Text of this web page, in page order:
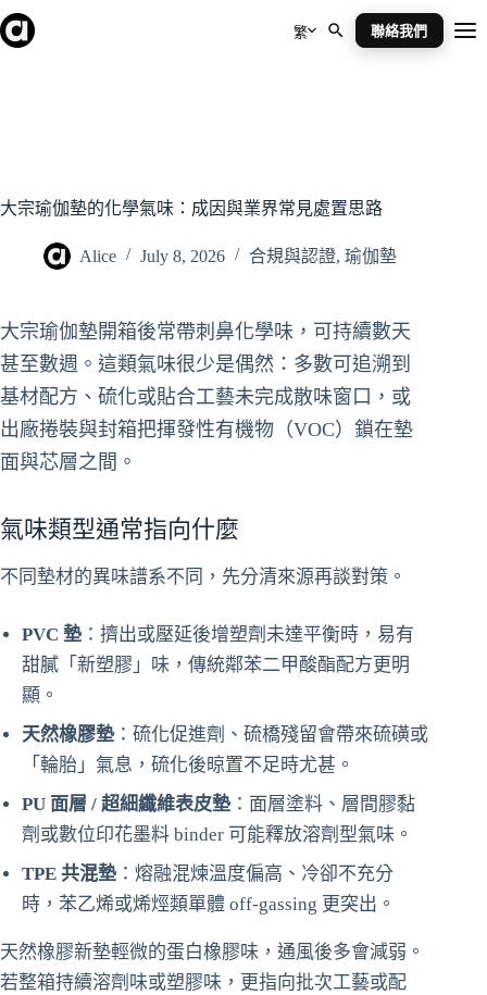
to
content
繁 聯絡我們
大宗瑜伽墊的化學氣味：成因與業界常見處置思路
Alice July 8, 2026 合規與認證, 瑜伽墊
大宗瑜伽墊開箱後常帶刺鼻化學味，可持續數天
甚至數週。這類氣味很少是偶然：多數可追溯到
基材配方、硫化或貼合工藝未完成散味窗口，或
出廠捲裝與封箱把揮發性有機物（VOC）鎖在墊
面與芯層之間。
氣味類型通常指向什麼
不同墊材的異味譜系不同，先分清來源再談對策。
PVC 墊 ：擠出或壓延後增塑劑未達平衡時，易有
甜膩「新塑膠」味，傳統鄰苯二甲酸酯配方更明
顯。
天然橡膠墊 ：硫化促進劑、硫橋殘留會帶來硫磺或
「輪胎」氣息，硫化後晾置不足時尤甚。
PU 面層 / 超細纖維表皮墊 ：面層塗料、層間膠黏
劑或數位印花墨料 binder 可能釋放溶劑型氣味。
TPE 共混墊 ：熔融混煉溫度偏高、冷卻不充分
時，苯乙烯或烯烴類單體 off-gassing 更突出。
天然橡膠新墊輕微的蛋白橡膠味，通風後多會減弱。
若整箱持續溶劑味或塑膠味，更指向批次工藝或配